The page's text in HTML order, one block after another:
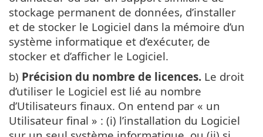
stockage permanent de données, d’installer
et de stocker le Logiciel dans la mémoire d’un
système informatique et d’exécuter, de
stocker et d’afficher le Logiciel.
b) Précision du nombre de licences. Le droit
d’utiliser le Logiciel est lié au nombre
d’Utilisateurs finaux. On entend par « un
Utilisateur final » : (i) l’installation du Logiciel